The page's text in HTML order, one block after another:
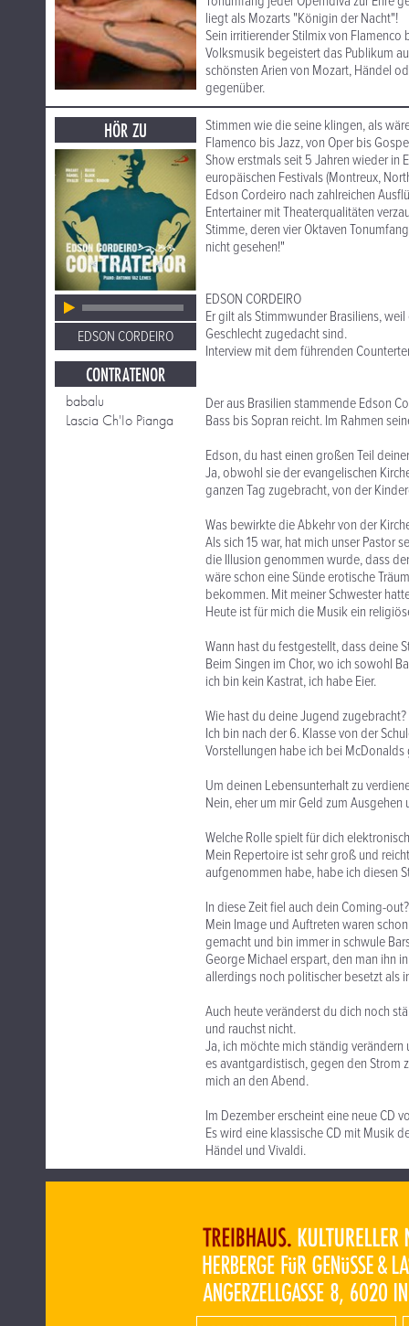
liegt als Mozarts "Königin der Nacht"!
Sein irritierender Stilmix von
Volksmusik begeistert das Publikum
schönsten Arien von Mozart, Händel
gegenüber.
HÖR ZU
EDSON CORDEIRO
CONTRATENOR
babalu
Lascia Ch'Io Pianga
Stimmen wie die seine klingen, als
Flamenco bis Jazz, von Oper bis
Show erstmals seit 5 Jahren wieder in
europäischen Festivals (Montreux,
Edson Cordeiro nach zahlreichen
Entertainer mit Theaterqualitäten
Stimme, deren vier Oktaven
nicht gesehen!"
EDSON CORDEIRO
Er gilt als Stimmwunder Brasiliens,
Geschlecht zugedacht sind.
Interview mit dem führenden
Der aus Brasilien stammende Edson
Bass bis Sopran reicht. Im Rahmen
Edson, du hast einen großen Teil
Ja, obwohl sie der evangelischen
ganzen Tag zugebracht, von der
Was bewirkte die Abkehr von der
Als sich 15 war, hat mich unser Pastor
die Illusion genommen wurde, dass
wäre schon eine Sünde erotische
bekommen. Mit meiner Schwester
Heute ist für mich die Musik ein
Wann hast du festgestellt, dass deine
Beim Singen im Chor, wo ich sowohl
ich bin kein Kastrat, ich habe Eier.
Wie hast du deine Jugend zugebracht?
Ich bin nach der 6. Klasse von der
Vorstellungen habe ich bei
Um deinen Lebensunterhalt zu
Nein, eher um mir Geld zum
Welche Rolle spielt für dich
Mein Repertoire ist sehr groß und
aufgenommen habe, habe ich diesen
In diese Zeit fiel auch dein Coming-out?
Mein Image und Auftreten waren
gemacht und bin immer in schwule
George Michael erspart, den man ihn
allerdings noch politischer besetzt als
Auch heute veränderst du dich noch
und rauchst nicht.
Ja, ich möchte mich ständig
es avantgardistisch, gegen den Strom
mich an den Abend.
Im Dezember erscheint eine neue CD
Es wird eine klassische CD mit Musik
Händel und Vivaldi.